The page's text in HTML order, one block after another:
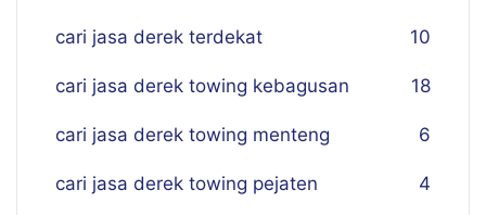
cari jasa derek terdekat 10
cari jasa derek towing kebagusan 18
cari jasa derek towing menteng 6
cari jasa derek towing pejaten 4